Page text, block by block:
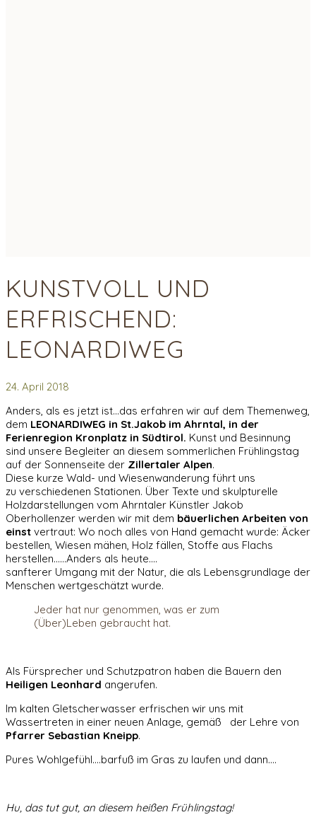
KUNSTVOLL UND
ERFRISCHEND:
LEONARDIWEG
24. April 2018
Anders, als es jetzt ist…das erfahren wir auf dem Themenweg,
dem LEONARDIWEG in St.Jakob im Ahrntal, in der
Ferienregion Kronplatz in Südtirol. Kunst und Besinnung
sind unsere Begleiter an diesem sommerlichen Frühlingstag
auf der Sonnenseite der Zillertaler Alpen.
Diese kurze Wald- und Wiesenwanderung führt uns
zu verschiedenen Stationen. Über Texte und skulpturelle
Holzdarstellungen vom Ahrntaler Künstler Jakob
Oberhollenzer werden wir mit dem bäuerlichen Arbeiten von
einst vertraut: Wo noch alles von Hand gemacht wurde: Äcker
bestellen, Wiesen mähen, Holz fällen, Stoffe aus Flachs
herstellen……Anders als heute….
sanfterer Umgang mit der Natur, die als Lebensgrundlage der
Menschen wertgeschätzt wurde.
Jeder hat nur genommen, was er zum
(Über)Leben gebraucht hat.
Als Fürsprecher und Schutzpatron haben die Bauern den
Heiligen Leonhard angerufen.
Im kalten Gletscherwasser erfrischen wir uns mit
Wassertreten in einer neuen Anlage, gemäß der Lehre von
Pfarrer Sebastian Kneipp.
Pures Wohlgefühl….barfuß im Gras zu laufen und dann….
Hu, das tut gut, an diesem heißen Frühlingstag!